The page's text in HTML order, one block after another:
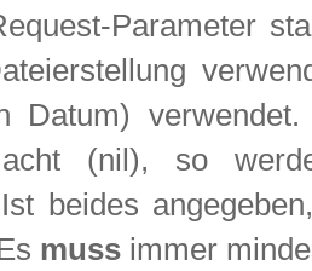
Parameter
Datum)
(nil), so
beides
muss immer